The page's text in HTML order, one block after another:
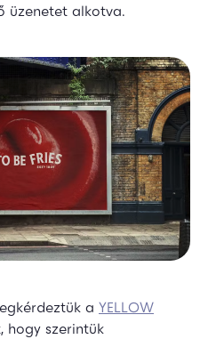
üzenetet alkotva.
a YELLOW
hogy szerintük